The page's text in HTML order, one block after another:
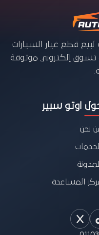
قطع غيار السيارات
تسوق إلكتروني موثوقة
اوتو سبير
نحن
الخدمات
المدونة
المساعدة